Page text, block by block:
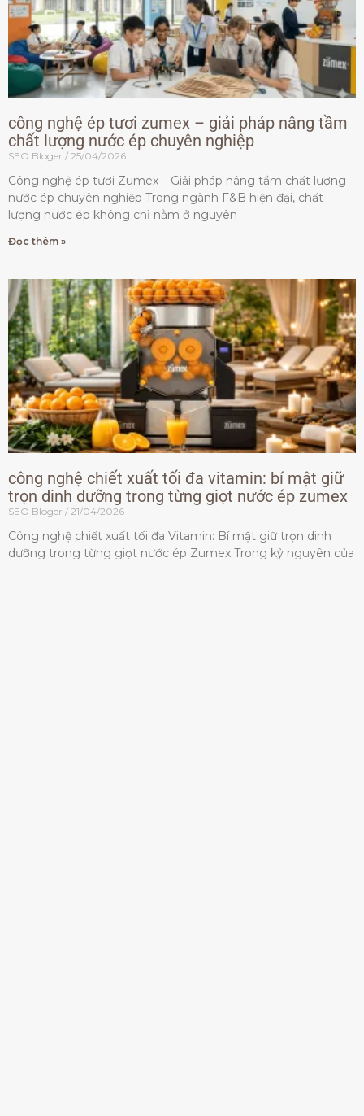
công nghệ ép tươi zumex – giải pháp nâng tầm
chất lượng nước ép chuyên nghiệp
SEO Bloger 25/04/2026
Công nghệ ép tươi Zumex – Giải pháp nâng tầm chất lượng
nước ép chuyên nghiệp Trong ngành F&B hiện đại, chất
lượng nước ép không chỉ nằm ở nguyên
Đọc thêm »
công nghệ chiết xuất tối đa vitamin: bí mật giữ
trọn dinh dưỡng trong từng giọt nước ép zumex
SEO Bloger 21/04/2026
Công nghệ chiết xuất tối đa Vitamin: Bí mật giữ trọn dinh
dưỡng trong từng giọt nước ép Zumex Trong kỷ nguyên của